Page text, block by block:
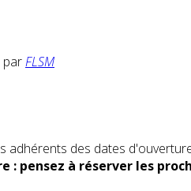
parFLSM
des dates
: pensez à réserver les